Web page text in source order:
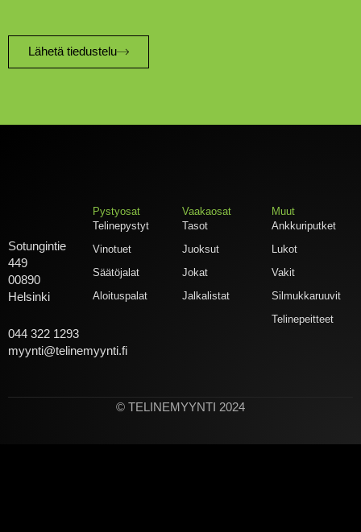
Lähetä tiedustelu
Sotungintie
449
00890
Helsinki
044 322 1293
myynti@telinemyynti.fi
Pystyosat
Telinepystyt
Vinotuet
Säätöjalat
Aloituspalat
Vaakaosat
Tasot
Juoksut
Jokat
Jalkalistat
Muut
Ankkuriputket
Lukot
Vakit
Silmukkaruuvit
Telinepeitteet
© TELINEMYYNTI 2024